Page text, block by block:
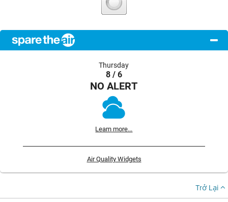
Thursday
8 / 6
NO ALERT
Learn more...
Air Quality Widgets
Trở Lại